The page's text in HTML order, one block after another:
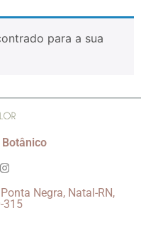
para a sua
Negra, Natal-RN,
315